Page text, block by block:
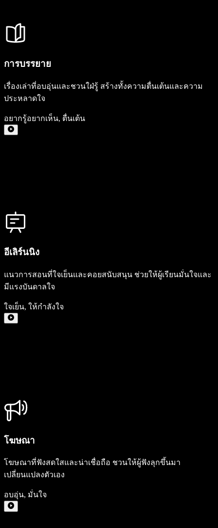
การบรรยาย
เรื่องเล่าที่อบอุ่นและชวนใฝ่รู้ สร้างทั้งความตื่นเต้นและความ
ประหลาดใจ
อยากรู้อยากเห็น, ตื่นเต้น
อีเลิร์นนิง
แนวการสอนที่ใจเย็นและคอยสนับสนุน ช่วยให้ผู้เรียนมั่นใจและ
มีแรงบันดาลใจ
ใจเย็น, ให้กำลังใจ
โฆษณา
โฆษณาที่ฟังสดใสและน่าเชื่อถือ ชวนให้ผู้ฟังลุกขึ้นมา
เปลี่ยนแปลงตัวเอง
อบอุ่น, มั่นใจ